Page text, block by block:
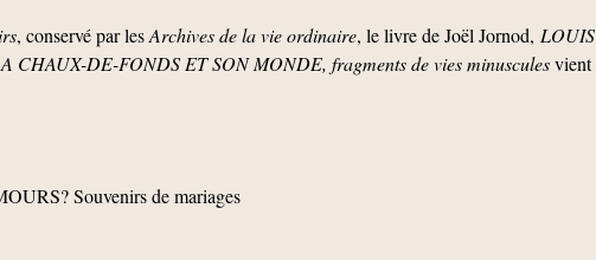
, conservé par lesArchives de la vie ordinaire, le livre de Joël Jornod, LOUIS
DE-FONDS ET SON MONDE, fragments de vies minusculesvient
Souvenirs de mariages